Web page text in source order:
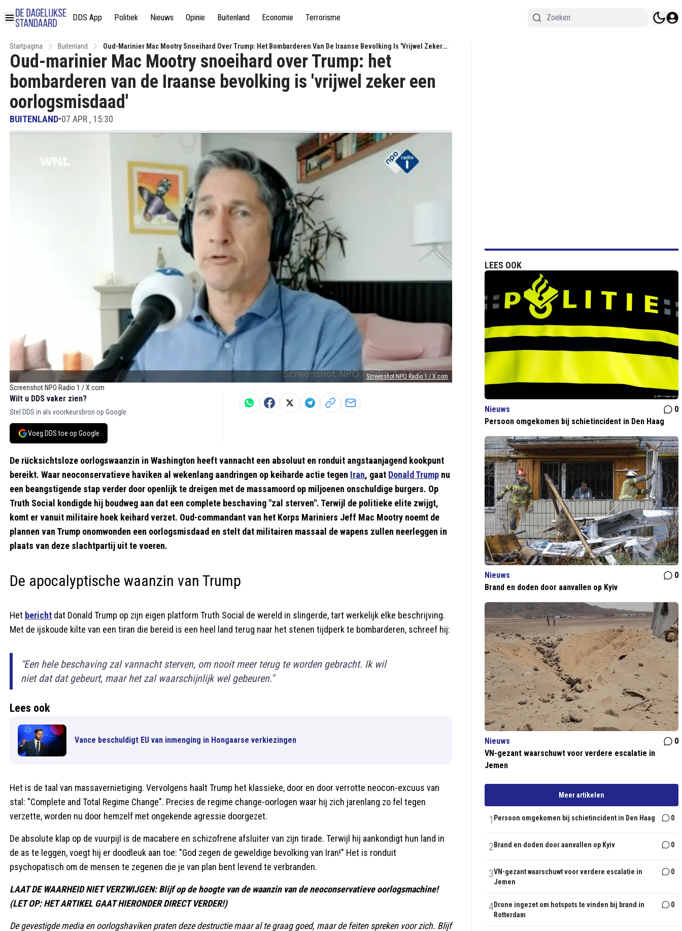
DDS App Politiek Nieuws Opinie Buitenland Economie Terrorisme
Startpagina Buitenland
Oud-Marinier Mac Mootry Snoeihard Over Trump: Het Bombarderen Van De Iraanse Bevolking Is 'vrijwel Zeker
Een Oorlogsmisdaad'
Screenshot NPO Radio 1 / X.com
Screenshot NPO Radio 1 / X.com
Oud-marinier Mac Mootry snoeihard over Trump: het
bombarderen van de Iraanse bevolking is 'vrijwel zeker een
oorlogsmisdaad'
BUITENLAND•07 APR , 15:30
Wilt u DDS vaker zien?
Stel DDS in als voorkeursbron op Google.
Voeg DDS toe op Google
De rücksichtsloze oorlogswaanzin in Washington heeft vannacht een absoluut en ronduit angstaanjagend kookpunt
bereikt. Waar neoconservatieve haviken al wekenlang aandringen op keiharde actie tegen Iran, gaat Donald Trump nu
een beangstigende stap verder door openlijk te dreigen met de massamoord op miljoenen onschuldige burgers. Op
Truth Social kondigde hij boudweg aan dat een complete beschaving "zal sterven". Terwijl de politieke elite zwijgt,
komt er vanuit militaire hoek keihard verzet. Oud-commandant van het Korps Mariniers Jeff Mac Mootry noemt de
plannen van Trump onomwonden een oorlogsmisdaad en stelt dat militairen massaal de wapens zullen neerleggen in
plaats van deze slachtpartij uit te voeren.
De apocalyptische waanzin van Trump
Het bericht dat Donald Trump op zijn eigen platform Truth Social de wereld in slingerde, tart werkelijk elke beschrijving.
Met de ijskoude kilte van een tiran die bereid is een heel land terug naar het stenen tijdperk te bombarderen, schreef hij:
"Een hele beschaving zal vannacht sterven, om nooit meer terug te worden gebracht. Ik wil
niet dat dat gebeurt, maar het zal waarschijnlijk wel gebeuren."
Lees ook
Vance beschuldigt EU van inmenging in Hongaarse verkiezingen
Het is de taal van massavernietiging. Vervolgens haalt Trump het klassieke, door en door verrotte neocon-excuus van
stal: "Complete and Total Regime Change". Precies de regime change-oorlogen waar hij zich jarenlang zo fel tegen
verzette, worden nu door hemzelf met ongekende agressie doorgezet.
De absolute klap op de vuurpijl is de macabere en schizofrene afsluiter van zijn tirade. Terwijl hij aankondigt hun land in
de as te leggen, voegt hij er doodleuk aan toe: "God zegen de geweldige bevolking van Iran!" Het is ronduit
psychopatisch om de mensen te zegenen die je van plan bent levend te verbranden.
LAAT DE WAARHEID NIET VERZWIJGEN: Blijf op de hoogte van de waanzin van de neoconservatieve oorlogsmachine!
(LET OP: HET ARTIKEL GAAT HIERONDER DIRECT VERDER!)
De gevestigde media en oorlogshaviken praten deze destructie maar al te graag goed, maar de feiten spreken voor zich. Blijf
LEES OOK
Nieuws
0
Persoon omgekomen bij schietincident in Den Haag
Nieuws
0
Brand en doden door aanvallen op Kyiv
Nieuws
0
VN-gezant waarschuwt voor verdere escalatie in
Jemen
Meer artikelen
1 Persoon omgekomen bij schietincident in Den Haag 0
2 Brand en doden door aanvallen op Kyiv 0
3VN-gezant waarschuwt voor verdere escalatie in
Jemen
0
4Drone ingezet om hotspots te vinden bij brand in
Rotterdam
0